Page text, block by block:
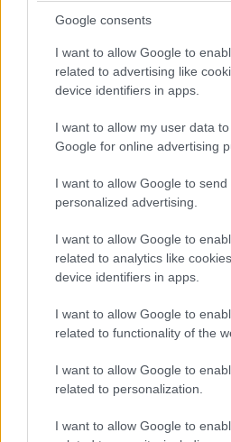
Google consents
I want to allow Google to
related to advertising like
device identifiers in apps.
I want to allow my user data
Google for online advertising
I want to allow Google to send
personalized advertising.
I want to allow Google to
related to analytics like
device identifiers in apps.
I want to allow Google to
related to functionality of the
I want to allow Google to
related to personalization.
I want to allow Google to
ΣΧΌΛΙΑ
ΠΡΟΣΘΕΣΤΕ ΤΟ ΣΧΟΛΙΟ